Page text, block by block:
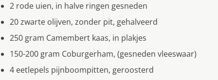
2 rode uien, in halve ringen gesneden
20 zwarte olijven, zonder pit, gehalveerd
250 gram Camembert kaas, in plakjes
150-200 gram Coburgerham, (gesneden vleeswaar)
4 eetlepels pijnboompitten, geroosterd